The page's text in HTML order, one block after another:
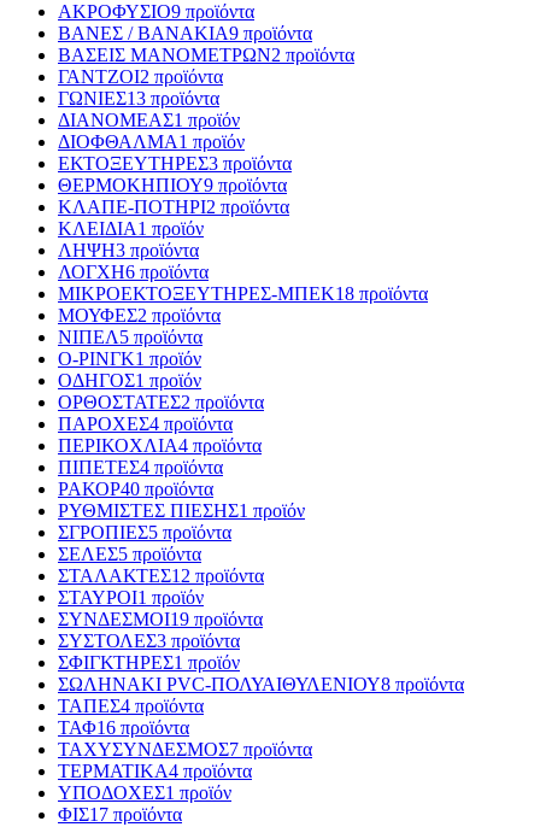
ΑΚΡΟΦΥΣΙΟ9 προϊόντα
ΒΑΝΕΣ / ΒΑΝΑΚΙΑ9 προϊόντα
ΒΑΣΕΙΣ ΜΑΝΟΜΕΤΡΩΝ2 προϊόντα
ΓΑΝΤΖΟΙ2 προϊόντα
ΓΩΝΙΕΣ13 προϊόντα
ΔΙΑΝΟΜΕΑΣ1 προϊόν
ΔΙΟΦΘΑΛΜΑ1 προϊόν
ΕΚΤΟΞΕΥΤΗΡΕΣ3 προϊόντα
ΘΕΡΜΟΚΗΠΙΟΥ9 προϊόντα
ΚΛΑΠΕ-ΠΟΤΗΡΙ2 προϊόντα
ΚΛΕΙΔΙΑ1 προϊόν
ΛΗΨΗ3 προϊόντα
ΛΟΓΧΗ6 προϊόντα
ΜΙΚΡΟΕΚΤΟΞΕΥΤΗΡΕΣ-ΜΠΕΚ18 προϊόντα
ΜΟΥΦΕΣ2 προϊόντα
ΝΙΠΕΛ5 προϊόντα
Ο-ΡΙΝΓΚ1 προϊόν
ΟΔΗΓΟΣ1 προϊόν
ΟΡΘΟΣΤΑΤΕΣ2 προϊόντα
ΠΑΡΟΧΕΣ4 προϊόντα
ΠΕΡΙΚΟΧΛΙΑ4 προϊόντα
ΠΙΠΕΤΕΣ4 προϊόντα
ΡΑΚΟΡ40 προϊόντα
ΡΥΘΜΙΣΤΕΣ ΠΙΕΣΗΣ1 προϊόν
ΣΓΡΟΠΙΕΣ5 προϊόντα
ΣΕΛΕΣ5 προϊόντα
ΣΤΑΛΑΚΤΕΣ12 προϊόντα
ΣΤΑΥΡΟΙ1 προϊόν
ΣΥΝΔΕΣΜΟΙ19 προϊόντα
ΣΥΣΤΟΛΕΣ3 προϊόντα
ΣΦΙΓΚΤΗΡΕΣ1 προϊόν
ΣΩΛΗΝΑΚΙ PVC-ΠΟΛΥΑΙΘΥΛΕΝΙΟΥ8 προϊόντα
ΤΑΠΕΣ4 προϊόντα
ΤΑΦ16 προϊόντα
ΤΑΧΥΣΥΝΔΕΣΜΟΣ7 προϊόντα
ΤΕΡΜΑΤΙΚΑ4 προϊόντα
ΥΠΟΔΟΧΕΣ1 προϊόν
ΦΙΣ17 προϊόντα